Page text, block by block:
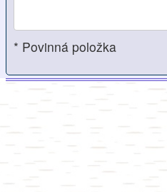
* Povinná položka